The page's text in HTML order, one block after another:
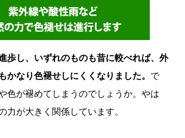
歩し、いずれのものも昔に較べれば、外
かなり色褪せしにくくなりました。 で
色が褪めてしまうのでしょうか。やは
力が大きく関係しています。